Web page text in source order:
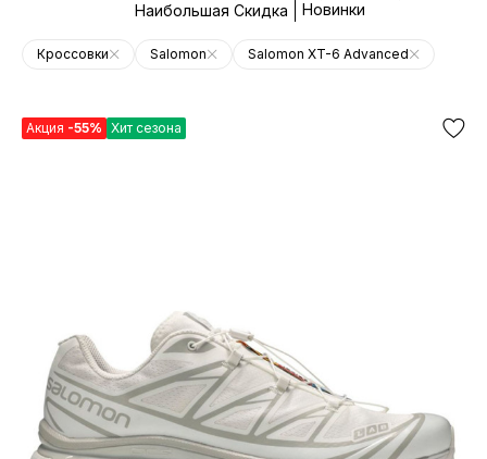
Наибольшая Скидка
Новинки
Кроссовки Salomon Salomon XT-6 Advanced
Акция -55% Хит сезона